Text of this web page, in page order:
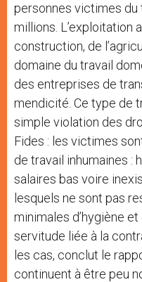
personnes victimes
millions. L’exploitation
construction, de
domaine du travail
des entreprises de
mendicité. Ce type de
simple violation des
Fides : les victimes
de travail inhumaines :
salaires bas voire
lesquels ne sont pas
minimales d’hygiène
servitude liée à la
les cas, conclut le
continuent à être peu